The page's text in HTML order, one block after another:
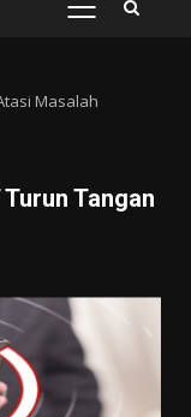
PRIMARY
Masalah
Tangan